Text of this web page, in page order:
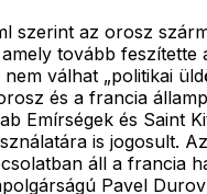
szerint az orosz
tovább feszítette
válhat „politikai
és a francia
Emírségek és Saint
is jogosult.
áll a francia
Pavel